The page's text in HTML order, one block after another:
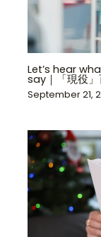
Let’s hear
say｜「現役
September 21,